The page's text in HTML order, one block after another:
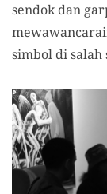
sendok dan
simbol di salah